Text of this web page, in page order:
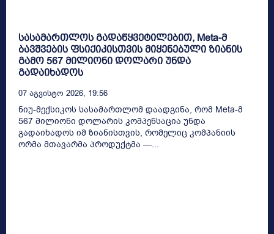
სასამართლოს გადაწყვეტილებით, Meta-მ
ბავშვების ფსიქიკისთვის მიყენებული ზიანის
გამო 567 მილიონი დოლარი უნდა
გადაიხადოს
07 Აგვისტო 2026, 19:56
ნიუ-მექსიკოს სასამართლომ დაადგინა, რომ Meta-მ
567 მილიონი დოლარის კომპენსაცია უნდა
გადაიხადოს იმ ზიანისთვის, რომელიც კომპანიის
ორმა მთავარმა პროდუქტმა —...